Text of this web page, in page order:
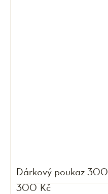
Dárkový poukaz 300
300 Kč